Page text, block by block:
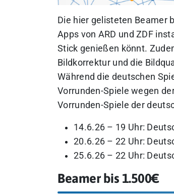
Die hier gelisteten Beamer
Apps von ARD und ZDF
Stick genießen könnt.
Bildkorrektur und die
Während die deutschen
Vorrunden-Spiele wegen
Vorrunden-Spiele der
14.6.26 – 19 Uhr:
20.6.26 – 22 Uhr:
25.6.26 – 22 Uhr:
Beamer bis 1.500€